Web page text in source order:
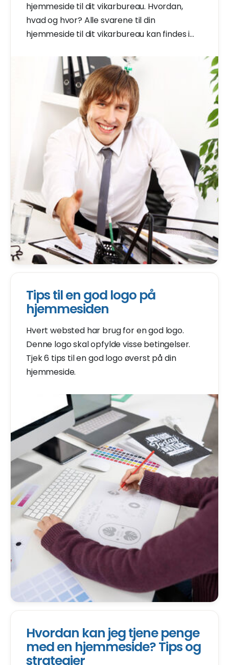
hjemmeside til dit vikarbureau. Hvordan,
hvad og hvor? Alle svarene til din
hjemmeside til dit vikarbureau kan findes i
Tips til en god logo på
hjemmesiden
Hvert websted har brug for en god logo.
Denne logo skal opfylde visse betingelser.
Tjek 6 tips til en god logo øverst på din
hjemmeside.
Hvordan kan jeg tjene penge
med en hjemmeside? Tips og
strategier